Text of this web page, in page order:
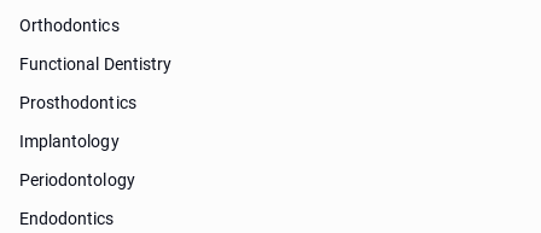
Orthodontics
Functional Dentistry
Prosthodontics
Implantology
Periodontology
Endodontics